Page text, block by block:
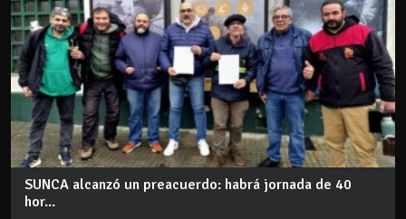
SUNCA alcanzó un preacuerdo: habrá jornada de 40
hor...